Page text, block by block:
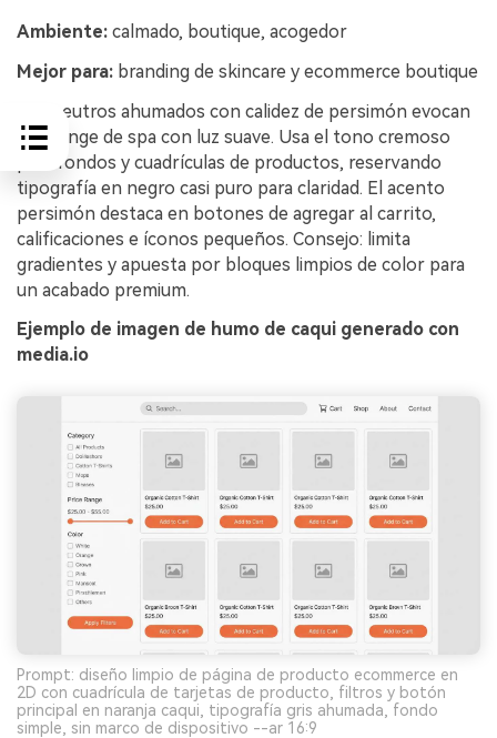
Ambiente: calmado, boutique, acogedor
Mejor para: branding de skincare y ecommerce boutique
Los neutros ahumados con calidez de persimón evocan
un lounge de spa con luz suave. Usa el tono cremoso
para fondos y cuadrículas de productos, reservando
tipografía en negro casi puro para claridad. El acento
persimón destaca en botones de agregar al carrito,
calificaciones e íconos pequeños. Consejo: limita
gradientes y apuesta por bloques limpios de color para
un acabado premium.
Ejemplo de imagen de humo de caqui generado con
media.io
Prompt: diseño limpio de página de producto ecommerce en
2D con cuadrícula de tarjetas de producto, filtros y botón
principal en naranja caqui, tipografía gris ahumada, fondo
simple, sin marco de dispositivo --ar 16:9